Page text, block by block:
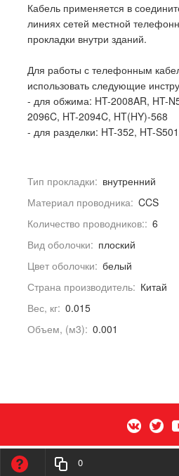
0
Кабель применяется в
линиях сетей местной
прокладки внутри зданий.
Для работы с телефонным
использовать следующие
- для обжима: HT-2008AR, HT-
2096C, HT-2094C, HT(HY)-568
- для разделки: HT-352, HT-
Тип прокладки: внутренний
Материал проводника: CCS
Количество проводников:: 6
Вид оболочки: плоский
Цвет оболочки: белый
Страна производитель: Китай
Вес, кг: 0.015
Объем, (м3): 0.001